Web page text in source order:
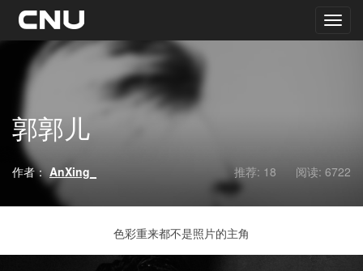
郭郭儿
作者：AnXing_ 推荐: 18 阅读: 6722
色彩重来都不是照片的主角